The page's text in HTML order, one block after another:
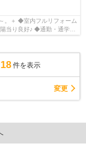
ォーム
当り良好♪ ◆通勤・通学に
件を表示
変更